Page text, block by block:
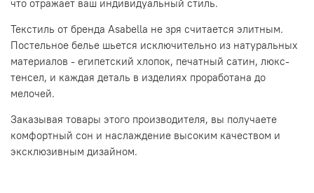
что отражает ваш индивидуальный стиль.
Текстиль от бренда Asabella не зря считается элитным.
Постельное белье шьется исключительно из натуральных
материалов - египетский хлопок, печатный сатин, люкс-
тенсел, и каждая деталь в изделиях проработана до
мелочей.
Заказывая товары этого производителя, вы получаете
комфортный сон и наслаждение высоким качеством и
эксклюзивным дизайном.